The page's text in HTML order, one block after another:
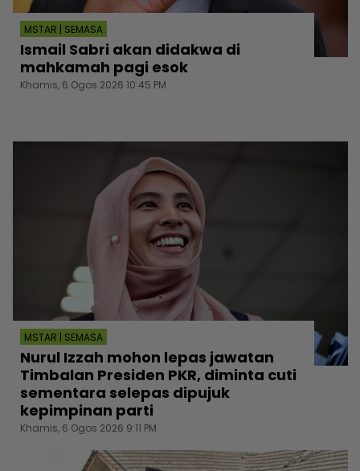
MSTAR | SEMASA
Ismail Sabri akan didakwa di
mahkamah pagi esok
Khamis, 6 Ogos 2026 10:45 PM
MSTAR | SEMASA
Nurul Izzah mohon lepas jawatan
Timbalan Presiden PKR, diminta cuti
sementara selepas dipujuk
kepimpinan parti
Khamis, 6 Ogos 2026 9:11 PM